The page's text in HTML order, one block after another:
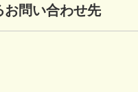
お問い合わせ先